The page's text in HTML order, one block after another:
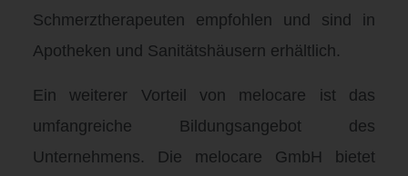
Schmerztherapeuten empfohlen und sind in
Apotheken und Sanitätshäusern erhältlich.
Ein weiterer Vorteil von melocare ist das
umfangreiche Bildungsangebot des
Unternehmens. Die melocare GmbH bietet